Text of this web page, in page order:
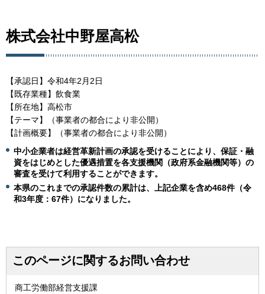
株式会社中野屋高松
【承認日】令和4年2月2日
【既存業種】飲食業
【所在地】高松市
【テーマ】（事業者の都合により非公開）
【計画概要】（事業者の都合により非公開）
中小企業者は経営革新計画の承認を受けることにより、保証・融
資をはじめとした優遇措置を各支援機関（政府系金融機関等）の
審査を受けて利用することができます。
本県のこれまでの承認件数の累計は、上記企業を含め468件（令
和3年度：67件）になりました。
このページに関するお問い合わせ
商工労働部経営支援課